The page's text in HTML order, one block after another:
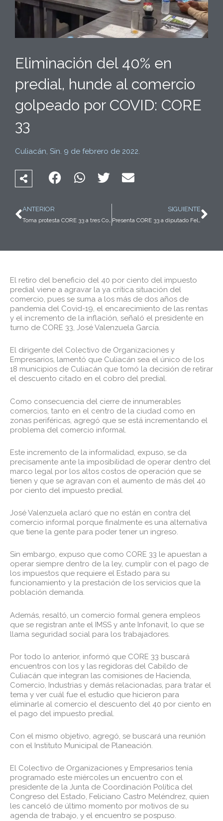
Eliminación del 40% en
predial, hunde al comercio
golpeado por COVID: CORE
33
Culiacán, Sin. 9 de febrero de 2022.
Ant
ANTERIOR
Toma protesta CORE 33 a tres Comisiones especiales
SIGUIENTE
Presenta CORE 33 a diputado Feliciano Castro propuesta de Ley de Procedimiento Administrativo
El retiro del beneficio del 40 por ciento del impuesto
predial viene a agravar la ya crítica situación del
comercio, pues se suma a los más de dos años de
pandemia del Covid-19, el encarecimiento de las rentas
y el incremento de la inflación, señaló el presidente en
turno de CORE 33, José Valenzuela García.
El dirigente del Colectivo de Organizaciones y
Empresarios, lamentó que Culiacán sea el único de los
18 municipios de Culiacán que tomó la decisión de retirar
el descuento citado en el cobro del predial.
Como consecuencia del cierre de innumerables
comercios, tanto en el centro de la ciudad como en
zonas periféricas, agregó que se está incrementando el
problema del comercio informal.
Este incremento de la informalidad, expuso, se da
precisamente ante la imposibilidad de operar dentro del
marco legal por los altos costos de operación que se
tienen y que se agravan con el aumento de más del 40
por ciento del impuesto predial.
José Valenzuela aclaró que no están en contra del
comercio informal porque finalmente es una alternativa
que tiene la gente para poder tener un ingreso.
Sin embargo, expuso que como CORE 33 le apuestan a
operar siempre dentro de la ley, cumplir con el pago de
los impuestos que requiere el Estado para su
funcionamiento y la prestación de los servicios que la
población demanda.
Además, resaltó, un comercio formal genera empleos
que se registran ante el IMSS y ante Infonavit, lo que se
llama seguridad social para los trabajadores.
Por todo lo anterior, informó que CORE 33 buscará
encuentros con los y las regidoras del Cabildo de
Culiacán que integran las comisiones de Hacienda,
Comercio, Industrias y demás relacionadas, para tratar el
tema y ver cuál fue el estudio que hicieron para
eliminarle al comercio el descuento del 40 por ciento en
el pago del impuesto predial.
Con el mismo objetivo, agregó, se buscará una reunión
con el Instituto Municipal de Planeación.
El Colectivo de Organizaciones y Empresarios tenía
programado este miércoles un encuentro con el
presidente de la Junta de Coordinación Política del
Congreso del Estado, Feliciano Castro Meléndrez, quien
les canceló de último momento por motivos de su
agenda de trabajo, y el encuentro se pospuso.